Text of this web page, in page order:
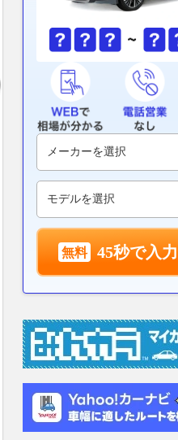
【MotoGP】アプリリアに勝つ
のは無理だ！？ アレックス・
マルケス、ドゥカティ陣営最上
位のスプリント4位も白旗｜イ
ギリスGP
motorsport.com 日本版
ド
価
45秒で入